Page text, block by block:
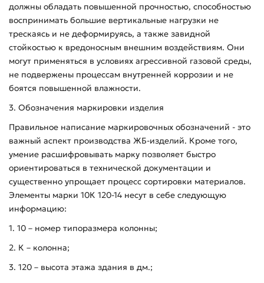
должны обладать повышенной прочностью, способностью
воспринимать большие вертикальные нагрузки не
трескаясь и не деформируясь, а также завидной
стойкостью к вредоносным внешним воздействиям. Они
могут применяться в условиях агрессивной газовой среды,
не подвержены процессам внутренней коррозии и не
боятся повышенной влажности.
3. Обозначения маркировки изделия
Правильное написание маркировочных обозначений - это
важный аспект производства ЖБ-изделий. Кроме того,
умение расшифровывать марку позволяет быстро
ориентироваться в технической документации и
существенно упрощает процесс сортировки материалов.
Элементы марки 10К 120-14 несут в себе следующую
информацию:
1. 10 – номер типоразмера колонны;
2. К – колонна;
3. 120 – высота этажа здания в дм.;